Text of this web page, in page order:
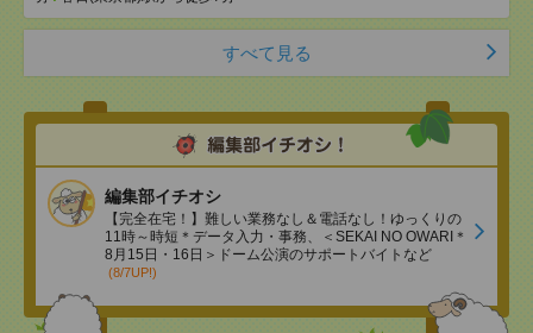
すべて見る
編集部イチオシ
【完全在宅！】難しい業務なし＆電話なし！ゆっくりの
11時～時短＊データ入力・事務、＜SEKAI NO OWARI＊
8月15日・16日＞ドーム公演のサポートバイトなど
(8/7UP!)